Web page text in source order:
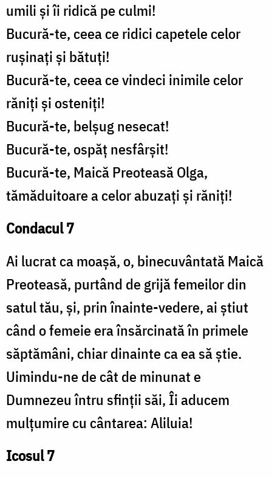
umili și îi ridică pe culmi!
Bucură-te, ceea ce ridici capetele celor
rușinați și bătuți!
Bucură-te, ceea ce vindeci inimile celor
răniți și osteniți!
Bucură-te, belșug nesecat!
Bucură-te, ospăț nesfârșit!
Bucură-te, Maică Preoteasă Olga,
tămăduitoare a celor abuzați și răniți!
Condacul 7
Ai lucrat ca moașă, o, binecuvântată Maică
Preoteasă, purtând de grijă femeilor din
satul tău, și, prin înainte-vedere, ai știut
când o femeie era însărcinată în primele
săptămâni, chiar dinainte ca ea să știe.
Uimindu-ne de cât de minunat e
Dumnezeu întru sfinții săi, Îi aducem
mulțumire cu cântarea: Aliluia!
Icosul 7